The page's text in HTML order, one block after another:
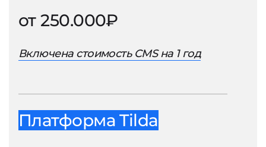
от 250.000₽
Включена стоимость CMS на 1 год
Платформа Tilda